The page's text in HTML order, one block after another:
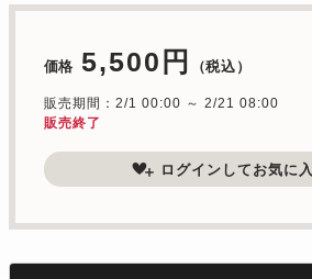
価格 5,500円 （税込）
販売期間：2/1 00:00 ～ 2/21 08:00
販売終了
ログインしてお気に